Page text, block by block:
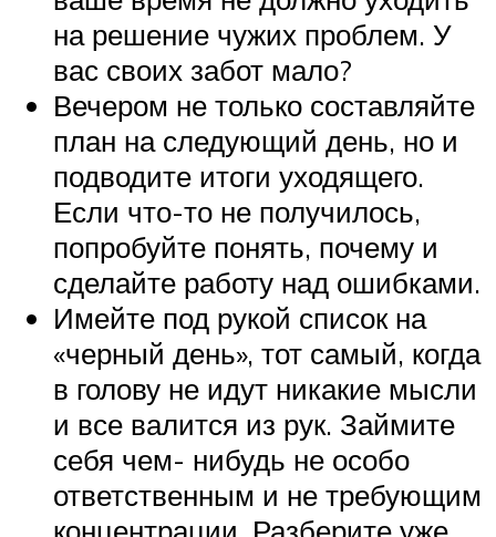
на решение чужих проблем. У
вас своих забот мало?
Вечером не только составляйте
план на следующий день, но и
подводите итоги уходящего.
Если что-то не получилось,
попробуйте понять, почему и
сделайте работу над ошибками.
Имейте под рукой список на
«черный день», тот самый, когда
в голову не идут никакие мысли
и все валится из рук. Займите
себя чем- нибудь не особо
ответственным и не требующим